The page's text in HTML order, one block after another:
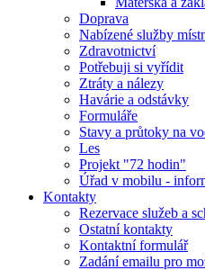
Doprava
Nabízené služby
Zdravotnictví
Potřebuji si vyřídit
Ztráty a nálezy
Havárie a odstávky
Formuláře
Stavy a průtoky na
Les
Projekt "72 hodin"
Úřad v mobilu -
Kontakty
Rezervace služeb a
Ostatní kontakty
Kontaktní formulář
Zadání emailu pro